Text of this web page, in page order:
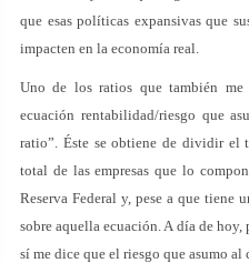
que esas políticas expansivas que
impacten en la economía real.
Uno de los ratios que también me
ecuación rentabilidad/riesgo que
ratio”. Éste se obtiene de dividir el
total de las empresas que lo
Reserva Federal y, pese a que tiene
sobre aquella ecuación. A día de hoy,
sí me dice que el riesgo que asumo al